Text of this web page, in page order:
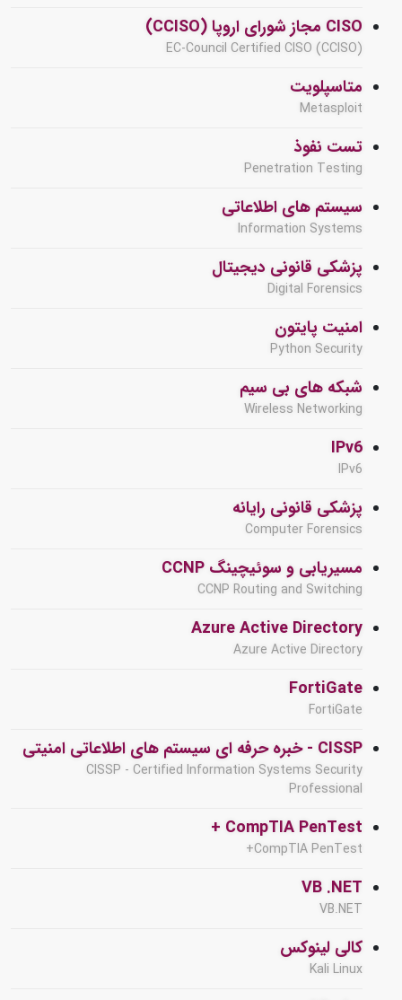
CISO مجاز شورای اروپا (CCISO)
EC-Council Certified CISO (CCISO)
متاسپلویت
Metasploit
تست نفوذ
Penetration Testing
سیستم های اطلاعاتی
Information Systems
پزشکی قانونی دیجیتال
Digital Forensics
امنیت پایتون
Python Security
شبکه های بی سیم
Wireless Networking
IPv6
IPv6
پزشکی قانونی رایانه
Computer Forensics
مسیریابی و سوئیچینگ CCNP
CCNP Routing and Switching
Azure Active Directory
Azure Active Directory
FortiGate
FortiGate
CISSP - خبره حرفه ای سیستم های اطلاعاتی امنیتی
CISSP - Certified Information Systems Security
Professional
CompTIA PenTest +
CompTIA PenTest+
VB .NET
VB.NET
کالی لینوکس
Kali Linux